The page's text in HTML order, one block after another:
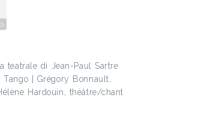
teatrale di Jean-Paul Sartre
| Grégory Bonnault,
Hardouin, théâtre/chant